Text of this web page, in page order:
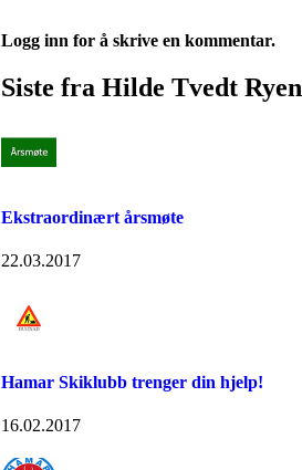
Logg inn for å skrive en kommentar.
Siste fra Hilde Tvedt Ryen
Ekstraordinært årsmøte
22.03.2017
Hamar Skiklubb trenger din hjelp!
16.02.2017